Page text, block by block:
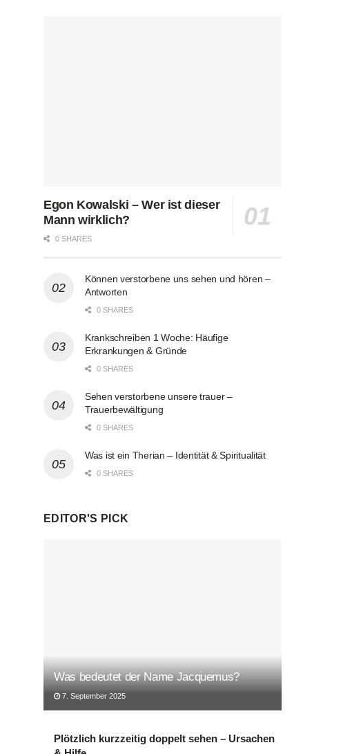
Egon Kowalski – Wer ist dieser
Mann wirklich?
0 SHARES
Können verstorbene uns sehen und hören –
Antworten
0 SHARES
Krankschreiben 1 Woche: Häufige
Erkrankungen & Gründe
0 SHARES
Sehen verstorbene unsere trauer –
Trauerbewältigung
0 SHARES
Was ist ein Therian – Identität & Spiritualität
0 SHARES
EDITOR'S PICK
Was bedeutet der Name Jacquemus?
7. September 2025
Plötzlich kurzzeitig doppelt sehen – Ursachen